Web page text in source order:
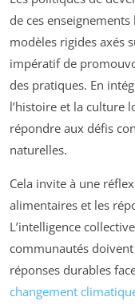
de ces
modèles rigides axés
impératif de
des pratiques. En
l’histoire et la culture
répondre aux défis
naturelles.
Cela invite à une
alimentaires et les
L’intelligence
communautés
réponses durables
changement